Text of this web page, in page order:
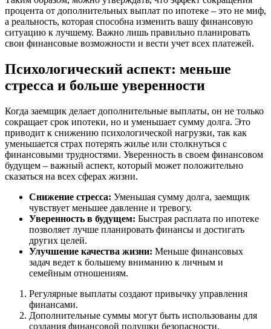
процента от дополнительных выплат по ипотеке – это не миф,
а реальность, которая способна изменить вашу финансовую
ситуацию к лучшему. Важно лишь правильно планировать
свои финансовые возможности и вести учет всех платежей.
Психологический аспект: меньше
стресса и больше уверенности
Когда заемщик делает дополнительные выплаты, он не только
сокращает срок ипотеки, но и уменьшает сумму долга. Это
приводит к снижению психологической нагрузки, так как
уменьшается страх потерять жилье или столкнуться с
финансовыми трудностями. Уверенность в своем финансовом
будущем – важный аспект, который может положительно
сказаться на всех сферах жизни.
Снижение стресса: Уменьшая сумму долга, заемщик
чувствует меньшее давление и тревогу.
Уверенность в будущем: Быстрая расплата по ипотеке
позволяет лучше планировать финансы и достигать
других целей.
Улучшение качества жизни: Меньше финансовых
задач ведет к большему вниманию к личным и
семейным отношениям.
Регулярные выплаты создают привычку управления
финансами.
Дополнительные суммы могут быть использованы для
создания финансовой подушки безопасности.